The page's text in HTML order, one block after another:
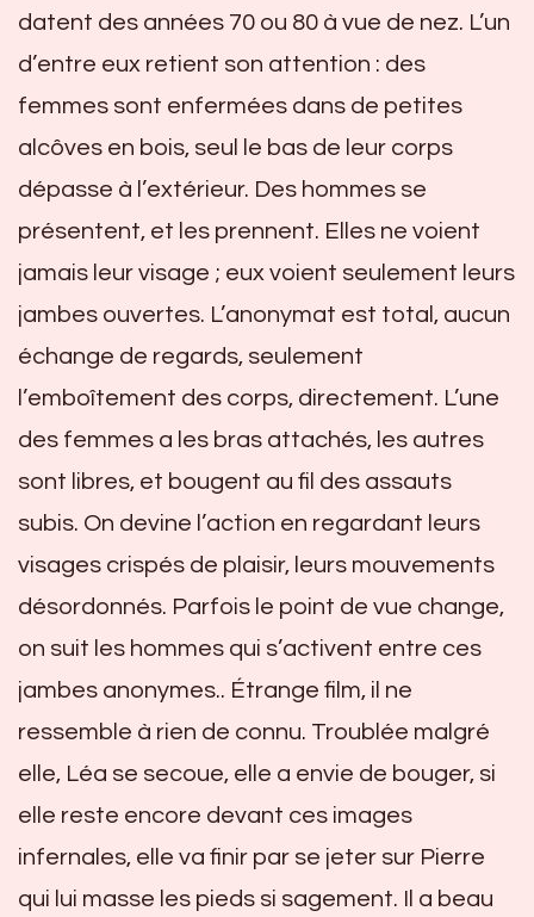
datent des années 70 ou 80 à vue de nez. L’un
d’entre eux retient son attention : des
femmes sont enfermées dans de petites
alcôves en bois, seul le bas de leur corps
dépasse à l’extérieur. Des hommes se
présentent, et les prennent. Elles ne voient
jamais leur visage ; eux voient seulement leurs
jambes ouvertes. L’anonymat est total, aucun
échange de regards, seulement
l’emboîtement des corps, directement. L’une
des femmes a les bras attachés, les autres
sont libres, et bougent au fil des assauts
subis. On devine l’action en regardant leurs
visages crispés de plaisir, leurs mouvements
désordonnés. Parfois le point de vue change,
on suit les hommes qui s’activent entre ces
jambes anonymes.. Étrange film, il ne
ressemble à rien de connu. Troublée malgré
elle, Léa se secoue, elle a envie de bouger, si
elle reste encore devant ces images
infernales, elle va finir par se jeter sur Pierre
qui lui masse les pieds si sagement. Il a beau